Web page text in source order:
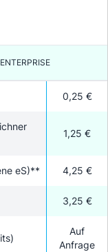
ENTERPRISE
0,25 €
1,25 €
eS)** 4,25 €
3,25 €
Auf
Anfrage